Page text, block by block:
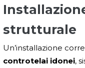
strutturale
Un’installazione
controtelai idonei,